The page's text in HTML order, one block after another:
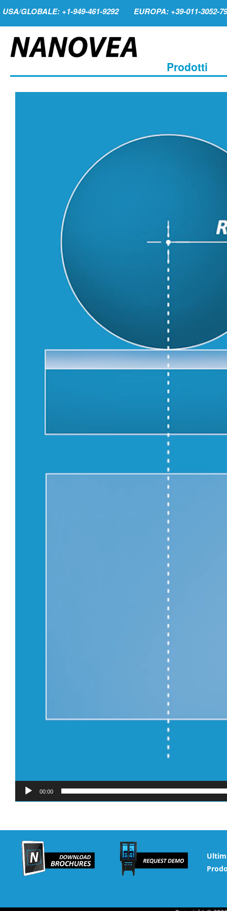
USA/GLOBALE: +1-949-461-9292 EUROPA: +39-011-3052-
Prodotti
00:00